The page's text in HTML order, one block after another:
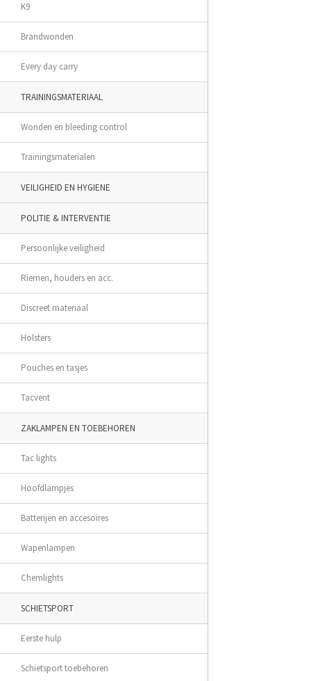
K9
Brandwonden
Every day carry
TRAININGSMATERIAAL
Wonden en bleeding control
Trainingsmaterialen
VEILIGHEID EN HYGIENE
POLITIE & INTERVENTIE
Persoonlijke veiligheid
Riemen, houders en acc.
Discreet materiaal
Holsters
Pouches en tasjes
Tacvent
ZAKLAMPEN EN TOEBEHOREN
Tac lights
Hoofdlampjes
Batterijen en accesoires
Wapenlampen
Chemlights
SCHIETSPORT
Eerste hulp
Schietsport toebehoren